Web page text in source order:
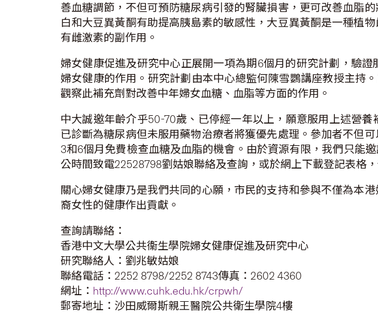
善血糖調節，不但可預防糖尿病引發的腎臟損害，更可改善血脂
白和大豆異黃酮有助提高胰島素的敏感性，大豆異黃酮是一種植
有雌激素的副作用。
婦女健康促進及研究中心正展開一項為期6個月的研究計劃，驗
婦女健康的作用。研究計劃由本中心總監何陳雪鸚講座教授主持
觀察此補充劑對改善中年婦女血糖、血脂等方面的作用。
中大誠邀年齡介乎50-70歲、已停經一年以上，願意服用上述營
已診斷為糖尿病但未服用藥物治療者將獲優先處理。參加者不但
3和6個月免費檢查血糖及血脂的機會。由於資源有限，我們只能
公時間致電22528798劉姑娘聯絡及查詢，或於網上下載登記表格
關心婦女健康乃是我們共同的心願，市民的支持和參與不僅為本
裔女性的健康作出貢獻。
查詢請聯絡：
香港中文大學公共衞生學院婦女健康促進及研究中心
研究聯絡人：劉兆敏姑娘
聯絡電話：2252 8798/2252 8743傳真：2602 4360
網址： http://www.cuhk.edu.hk/crpwh/
郵寄地址：沙田威爾斯親王醫院公共衛生學院4樓